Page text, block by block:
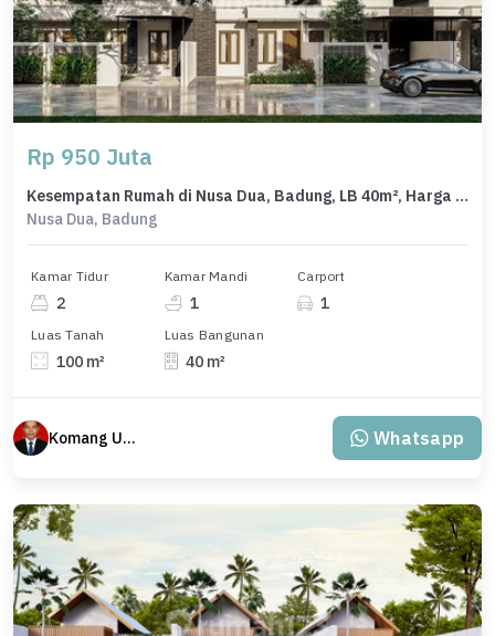
Rp 950 Juta
Kesempatan Rumah di Nusa Dua, Badung, LB 40m², Harga 950 Juta
Nusa Dua, Badung
Kamar Tidur
2
Kamar Mandi
1
Carport
1
Luas Tanah
100 m²
Luas Bangunan
40 m²
Komang Udiana Whatsapp